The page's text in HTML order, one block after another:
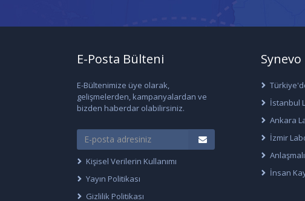
E-Posta Bülteni
E-Bültenimize üye olarak,
gelişmelerden, kampanyalardan ve
bizden haberdar olabilirsiniz.
Kişisel Verilerin Kullanımı
Yayın Politikası
Gizlilik Politikası
Synevo
İstanbul
Ankara
İzmir
İnsan